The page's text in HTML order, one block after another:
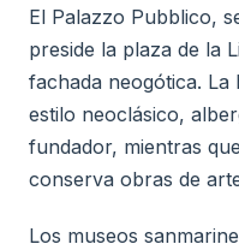
El Palazzo Pubblico,
preside la plaza de la
fachada neogótica. La
estilo neoclásico,
fundador, mientras
conserva obras de
Los museos